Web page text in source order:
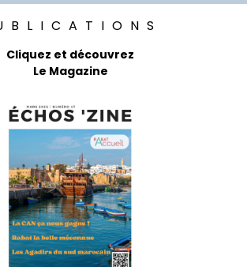
Cliquez et découvrez
Le Magazine